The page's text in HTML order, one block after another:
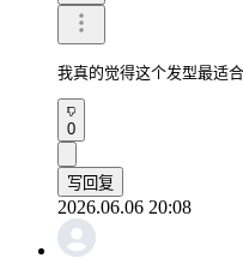
我真的觉得这个发型最适
0
写回复
2026.06.06 20:08